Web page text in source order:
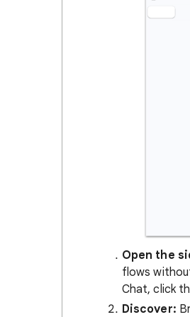
Open the
flows
Chat, click
Discover: